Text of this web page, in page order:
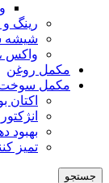
رینگ و
شیشه
واکس
مکمل روغن
مکمل
اکتان
بهبود
تمیز
جستجو